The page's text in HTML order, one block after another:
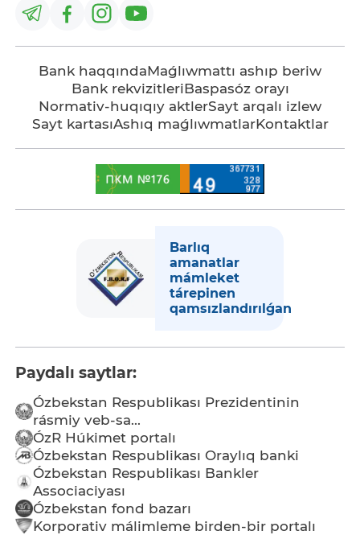
Bank haqqındaMaǵlıwmattı ashıp beriw
Bank rekvizitleriBaspasóz orayı
Normativ-huqıqıy aktlerSayt arqalı izlew
Sayt kartasıAshıq maǵlıwmatlarKontaktlar
Barlıq
amanatlar
mámleket
tárepinen
qamsızlandırılǵan
Paydalı saytlar:
Ózbekstan Respublikası Prezidentinin
rásmiy veb-sa...
ÓzR Húkimet portalı
Ózbekstan Respublikası Oraylıq banki
Ózbekstan Respublikası Bankler
Associaciyası
Ózbekstan fond bazarı
Korporativ málimleme birden-bir portalı